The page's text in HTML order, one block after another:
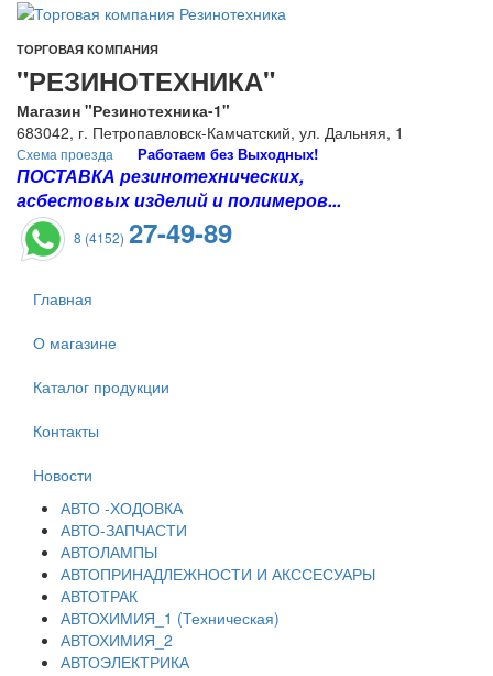
ТОРГОВАЯ КОМПАНИЯ
"РЕЗИНОТЕХНИКА"
Магазин "Резинотехника-1"
683042, г. Петропавловск-Камчатский, ул. Дальняя, 1
Схема проезда Работаем без Выходных!
ПОСТАВКА резинотехнических,
асбестовых изделий и полимеров...
8 (4152) 27-49-89
Главная
О магазине
Каталог продукции
Контакты
Новости
АВТО -ХОДОВКА
АВТО-ЗАПЧАСТИ
АВТОЛАМПЫ
АВТОПРИНАДЛЕЖНОСТИ И АКССЕСУАРЫ
АВТОТРАК
АВТОХИМИЯ_1 (Техническая)
АВТОХИМИЯ_2
АВТОЭЛЕКТРИКА